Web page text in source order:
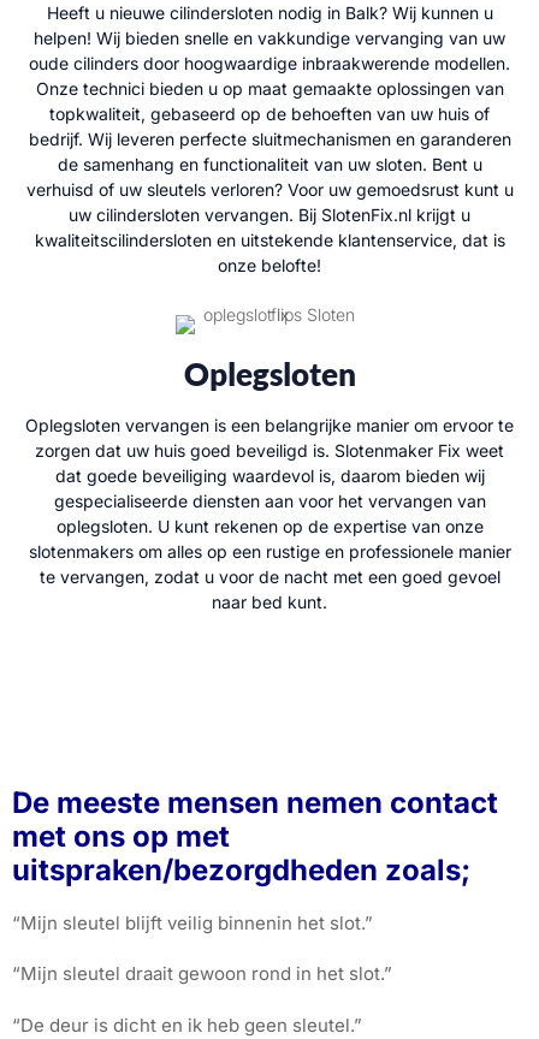
Heeft u nieuwe cilindersloten nodig in Balk? Wij kunnen u
helpen! Wij bieden snelle en vakkundige vervanging van uw
oude cilinders door hoogwaardige inbraakwerende modellen.
Onze technici bieden u op maat gemaakte oplossingen van
topkwaliteit, gebaseerd op de behoeften van uw huis of
bedrijf. Wij leveren perfecte sluitmechanismen en garanderen
de samenhang en functionaliteit van uw sloten. Bent u
verhuisd of uw sleutels verloren? Voor uw gemoedsrust kunt u
uw cilindersloten vervangen. Bij SlotenFix.nl krijgt u
kwaliteitscilindersloten en uitstekende klantenservice, dat is
onze belofte!
Oplegsloten
Oplegsloten vervangen is een belangrijke manier om ervoor te
zorgen dat uw huis goed beveiligd is. Slotenmaker Fix weet
dat goede beveiliging waardevol is, daarom bieden wij
gespecialiseerde diensten aan voor het vervangen van
oplegsloten. U kunt rekenen op de expertise van onze
slotenmakers om alles op een rustige en professionele manier
te vervangen, zodat u voor de nacht met een goed gevoel
naar bed kunt.
De meeste mensen nemen contact
met ons op met
uitspraken/bezorgdheden zoals;
“Mijn sleutel blijft veilig binnenin het slot.”
“Mijn sleutel draait gewoon rond in het slot.”
“De deur is dicht en ik heb geen sleutel.”